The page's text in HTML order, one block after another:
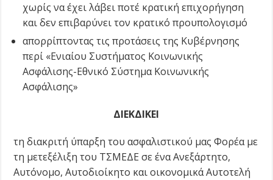
χωρίς να έχει λάβει ποτέ κρατική επιχορήγηση
και δεν επιβαρύνει τον κρατικό προυπολογισμό
απορρίπτοντας τις προτάσεις της Κυβέρνησης
περί «Ενιαίου Συστήματος Κοινωνικής
Ασφάλισης-Εθνικό Σύστημα Κοινωνικής
Ασφάλισης»
ΔΙΕΚΔΙΚΕΙ
τη διακριτή ύπαρξη του ασφαλιστικού μας Φορέα με
τη μετεξέλιξη του ΤΣΜΕΔΕ σε ένα Ανεξάρτητο,
Αυτόνομο, Αυτοδιοίκητο και οικονομικά Αυτοτελή